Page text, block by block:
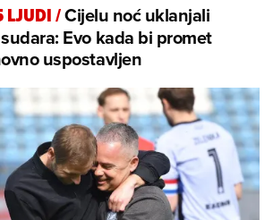
LJUDI/Cijelu noć uklanjali
Evo kada bi promet
uspostavljen